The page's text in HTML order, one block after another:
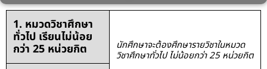
1. หมวดวิชาศึกษา
ทั่วไป เรียนไม่น้อย
กว่า 25 หน่วยกิต นักศึกษาจะต้องศึกษารายวิชาในหมวด
วิชาศึกษาทั่วไป ไม่น้อยกว่า 25 หน่วยกิต